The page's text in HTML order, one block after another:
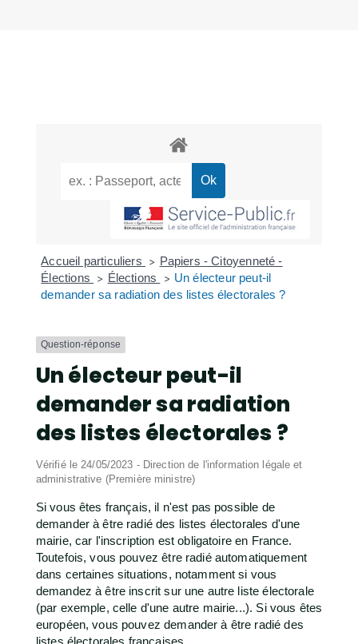
Accueil particuliers > Papiers - Citoyenneté -
Élections
> Élections > Un électeur peut-il
demander sa radiation des listes électorales ?
Question-réponse
Un électeur peut-il
demander sa radiation
des listes électorales ?
Vérifié le 24/05/2023 - Direction de l'information légale et
administrative (Première ministre)
Si vous êtes français, il n'est pas possible de
demander à être radié des listes électorales d'une
mairie, car l'inscription est obligatoire en France.
Toutefois, vous pouvez être radié automatiquement
dans certaines situations, notamment si vous
demandez à être inscrit sur une autre liste électorale
(par exemple, celle d'une autre mairie...). Si vous êtes
européen, vous pouvez demander à être radié des
listes électorales françaises.